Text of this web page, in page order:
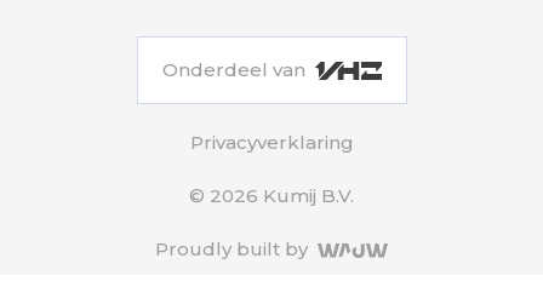
Onderdeel van
© 2026 Kumij B.V.
Privacyverklaring
Proudly built by